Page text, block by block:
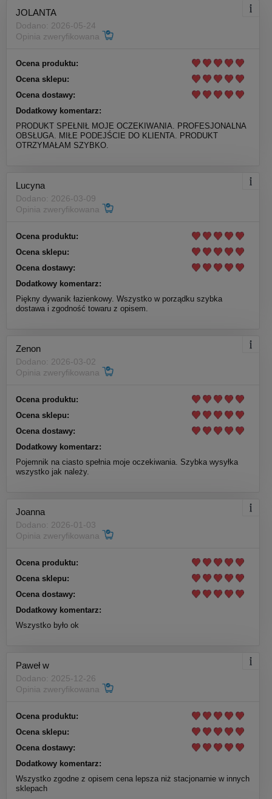
JOLANTA
Dodano: 2026-05-24
Opinia zweryfikowana
Ocena produktu:
Ocena sklepu:
Ocena dostawy:
Dodatkowy komentarz:
PRODUKT SPEŁNIŁ MOJE OCZEKIWANIA. PROFESJONALNA
OBSŁUGA. MIŁE PODEJŚCIE DO KLIENTA. PRODUKT
OTRZYMAŁAM SZYBKO.
Lucyna
Dodano: 2026-03-09
Opinia zweryfikowana
Ocena produktu:
Ocena sklepu:
Ocena dostawy:
Dodatkowy komentarz:
Piękny dywanik łazienkowy. Wszystko w porządku szybka
dostawa i zgodność towaru z opisem.
Zenon
Dodano: 2026-03-02
Opinia zweryfikowana
Ocena produktu:
Ocena sklepu:
Ocena dostawy:
Dodatkowy komentarz:
Pojemnik na ciasto spełnia moje oczekiwania. Szybka wysyłka
wszystko jak należy.
Joanna
Dodano: 2026-01-03
Opinia zweryfikowana
Ocena produktu:
Ocena sklepu:
Ocena dostawy:
Dodatkowy komentarz:
Wszystko było ok
Paweł w
Dodano: 2025-12-26
Opinia zweryfikowana
Ocena produktu:
Ocena sklepu:
Ocena dostawy:
Dodatkowy komentarz:
Wszystko zgodne z opisem cena lepsza niż stacjonarnie w innych
sklepach